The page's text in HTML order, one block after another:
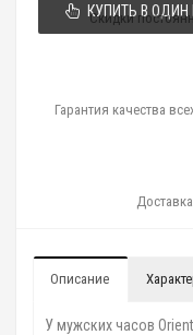
КУПИТЬ В ОДИН
Скидки
Гарантия качества
Описание
У мужских часов